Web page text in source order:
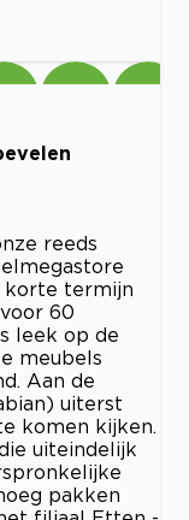
reeds
korte termijn
60
leek op de
meubels
Aan de
uiterst
komen kijken.
uiteindelijk
pakken